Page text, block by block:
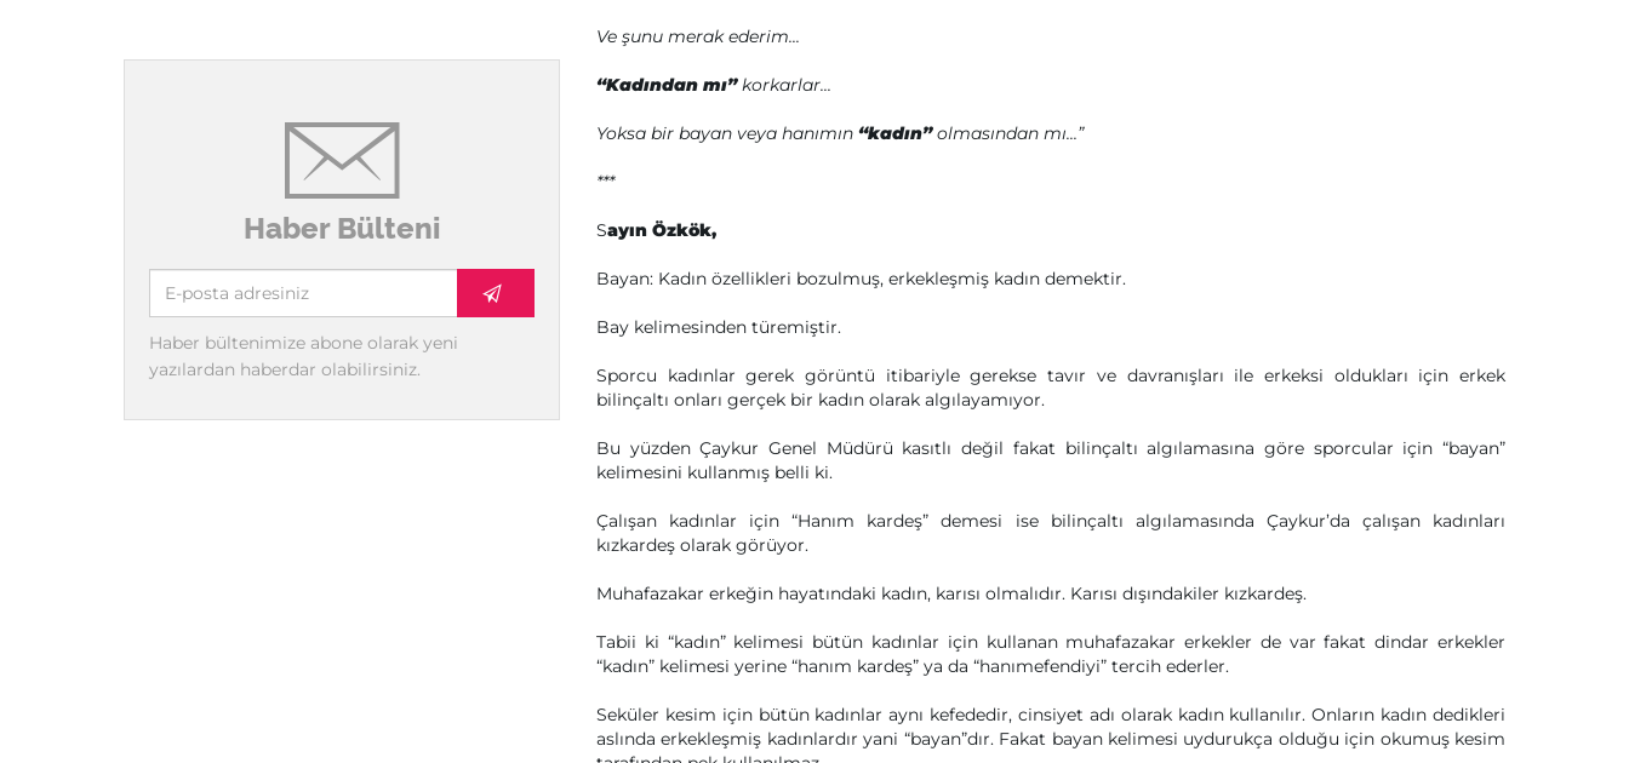
Haber Bülteni
Haber bültenimize abone olarak yeni
yazılardan haberdar olabilirsiniz.
Ve şunu merak ederim...
“Kadından mı”korkarlar...
Yoksa bir bayan veya hanımın “kadın”olmasından mı...”
***
Sayın Özkök,
Bayan: Kadın özellikleri bozulmuş, erkekleşmiş kadın demektir.
Bay kelimesinden türemiştir.
Sporcu kadınlar gerek görüntü itibariyle gerekse tavır ve davranışları ile erkeksi oldukları için erkek
bilinçaltı onları gerçek bir kadın olarak algılayamıyor.
Bu yüzden Çaykur Genel Müdürü kasıtlı değil fakat bilinçaltı algılamasına göre sporcular için “bayan”
kelimesini kullanmış belli ki.
Çalışan kadınlar için “Hanım kardeş” demesi ise bilinçaltı algılamasında Çaykur’da çalışan kadınları
kızkardeş olarak görüyor.
Muhafazakar erkeğin hayatındaki kadın, karısı olmalıdır. Karısı dışındakiler kızkardeş.
Tabii ki “kadın” kelimesi bütün kadınlar için kullanan muhafazakar erkekler de var fakat dindar erkekler
“kadın” kelimesi yerine “hanım kardeş” ya da “hanımefendiyi” tercih ederler.
Seküler kesim için bütün kadınlar aynı kefededir, cinsiyet adı olarak kadın kullanılır. Onların kadın dedikleri
aslında erkekleşmiş kadınlardır yani “bayan”dır. Fakat bayan kelimesi uydurukça olduğu için okumuş kesim